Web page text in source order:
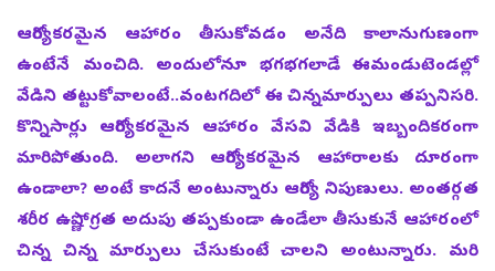
ఆరోగ్యకరమైన ఆహారం తీసుకోవడం అనేది కాలానుగుణంగా
ఉంటేనే మంచిది. అందులోనూ భగభగలాడే ఈమండుటెండల్లో
వేడిని తట్టుకోవాలంటే..వంటగదిలో ఈ చిన్నమార్పులు తప్పనిసరి.
కొన్నిసార్లు ఆరోగ్యకరమైన ఆహారం వేసవి వేడికి ఇబ్బందికరంగా
మారిపోతుంది. అలాగని ఆరోగ్యకరమైన ఆహారాలకు దూరంగా
ఉండాలా? అంటే కాదనే అంటున్నారు ఆరోగ్య నిపుణులు. అంతర్గత
శరీర ఉష్ణోగ్రత అదుపు తప్పకుండా ఉండేలా తీసుకునే ఆహారంలో
చిన్న చిన్న మార్పులు చేసుకుంటే చాలని అంటున్నారు. మరి